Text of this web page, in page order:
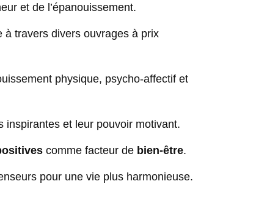
et de l’épanouissement.
à travers divers ouvrages à prix
physique, psycho-affectif et
inspirantes et leur pouvoir motivant.
comme facteur de bien-être.
pour une vie plus harmonieuse.